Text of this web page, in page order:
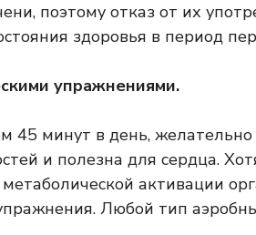
поэтому отказ от их
здоровья в период
упражнениями.
45 минут в день,
и полезна для сердца.
активации
Любой тип